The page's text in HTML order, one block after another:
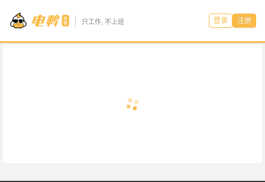
只工作, 不上班 登录 注册